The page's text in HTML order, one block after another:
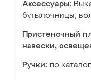
Аксессуары:
бутылочницы,
Пристеночный
навески,
Ручки: по